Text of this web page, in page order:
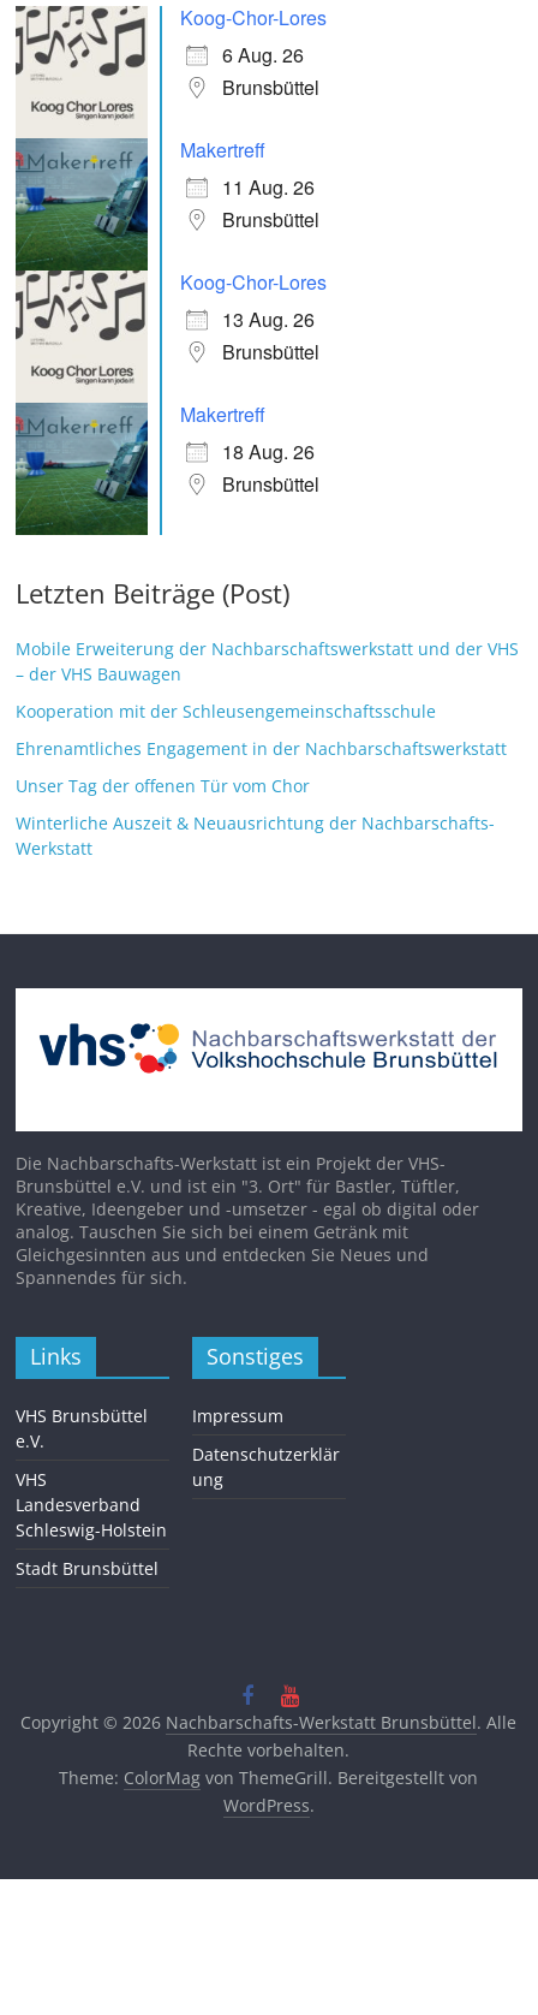
Koog-Chor-Lores
6 Aug. 26
Brunsbüttel
Makertreff
11 Aug. 26
Brunsbüttel
Koog-Chor-Lores
13 Aug. 26
Brunsbüttel
Makertreff
18 Aug. 26
Brunsbüttel
Letzten Beiträge (Post)
Mobile Erweiterung der Nachbarschaftswerkstatt und der VHS
– der VHS Bauwagen
Kooperation mit der Schleusengemeinschaftsschule
Ehrenamtliches Engagement in der Nachbarschaftswerkstatt
Unser Tag der offenen Tür vom Chor
Winterliche Auszeit & Neuausrichtung der Nachbarschafts-
Werkstatt
Die Nachbarschafts-Werkstatt ist ein Projekt der VHS-
Brunsbüttel e.V. und ist ein "3. Ort" für Bastler, Tüftler,
Kreative, Ideengeber und -umsetzer - egal ob digital oder
analog. Tauschen Sie sich bei einem Getränk mit
Gleichgesinnten aus und entdecken Sie Neues und
Spannendes für sich.
Links
VHS Brunsbüttel
e.V.
VHS
Landesverband
Schleswig-Holstein
Stadt Brunsbüttel
Sonstiges
Impressum
Datenschutzerklär
ung
Copyright © 2026 Nachbarschafts-Werkstatt Brunsbüttel. Alle
Rechte vorbehalten.
Theme: ColorMag von ThemeGrill. Bereitgestellt von
WordPress.